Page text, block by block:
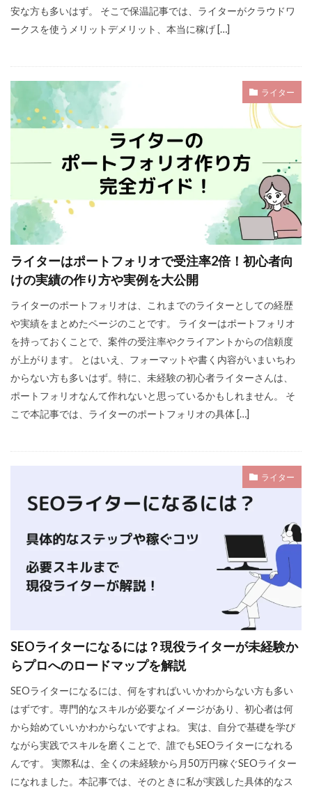
安な方も多いはず。 そこで保温記事では、ライターがクラウドワ
ークスを使うメリットデメリット、本当に稼げ […]
ライター
ライターはポートフォリオで受注率2倍！初心者向
けの実績の作り方や実例を大公開
ライターのポートフォリオは、これまでのライターとしての経歴
や実績をまとめたページのことです。 ライターはポートフォリオ
を持っておくことで、案件の受注率やクライアントからの信頼度
が上がります。 とはいえ、フォーマットや書く内容がいまいちわ
からない方も多いはず。特に、未経験の初心者ライターさんは、
ポートフォリオなんて作れないと思っているかもしれません。 そ
こで本記事では、ライターのポートフォリオの具体 […]
ライター
SEOライターになるには？現役ライターが未経験か
らプロへのロードマップを解説
SEOライターになるには、何をすればいいかわからない方も多い
はずです。専門的なスキルが必要なイメージがあり、初心者は何
から始めていいかわからないですよね。 実は、自分で基礎を学び
ながら実践でスキルを磨くことで、誰でもSEOライターになれる
んです。 実際私は、全くの未経験から月50万円稼ぐSEOライター
になれました。本記事では、そのときに私が実践した具体的なス